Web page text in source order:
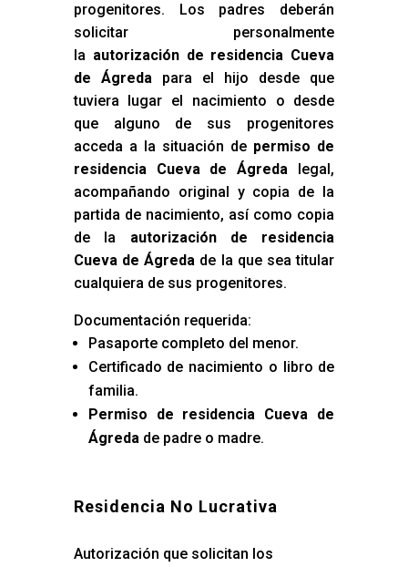
progenitores. Los padres deberán
solicitar personalmente
la autorización de residencia Cueva
de Ágredapara el hijo desde que
tuviera lugar el nacimiento o desde
que alguno de sus progenitores
acceda a la situación de permiso de
residencia Cueva de Ágreda legal,
acompañando original y copia de la
partida de nacimiento, así como copia
de la autorización de residencia
Cueva de Ágreda de la que sea titular
cualquiera de sus progenitores.
Documentación requerida:
Pasaporte completo del menor.
Certificado de nacimiento o libro de
familia.
Permiso de residencia Cueva de
Ágredade padre o madre.
Residencia No Lucrativa
Autorización que solicitan los